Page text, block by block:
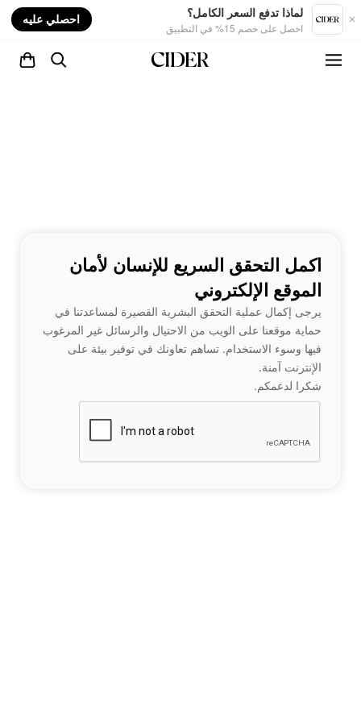
لماذا تدفع السعر الكامل؟
احصل على خصم 15% في التطبيق
احصلي عليه
اكمل التحقق السريع للإنسان لأمان
الموقع الإلكتروني
يرجى إكمال عملية التحقق البشرية القصيرة لمساعدتنا في
حماية موقعنا على الويب من الاحتيال والرسائل غير المرغوب
فيها وسوء الاستخدام. تساهم تعاونك في توفير بيئة على
الإنترنت آمنة.
شكرا لدعمكم.